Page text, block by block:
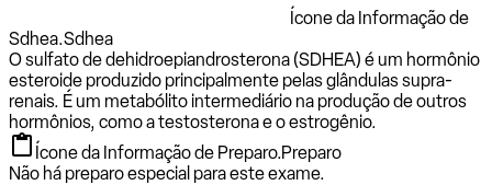
Ícone da Informação de
Sdhea.Sdhea
O sulfato de dehidroepiandrosterona (SDHEA) é um hormônio
esteroide produzido principalmente pelas glândulas supra-
renais. É um metabólito intermediário na produção de outros
hormônios, como a testosterona e o estrogênio.
Ícone da Informação de Preparo.Preparo
Não há preparo especial para este exame.